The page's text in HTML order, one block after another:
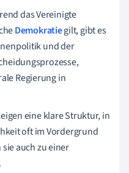
das Vereinigte
Demokratiegilt, gibt es
und der
Regierung in
eine klare Struktur, in
oft im Vordergrund
auch zu einer